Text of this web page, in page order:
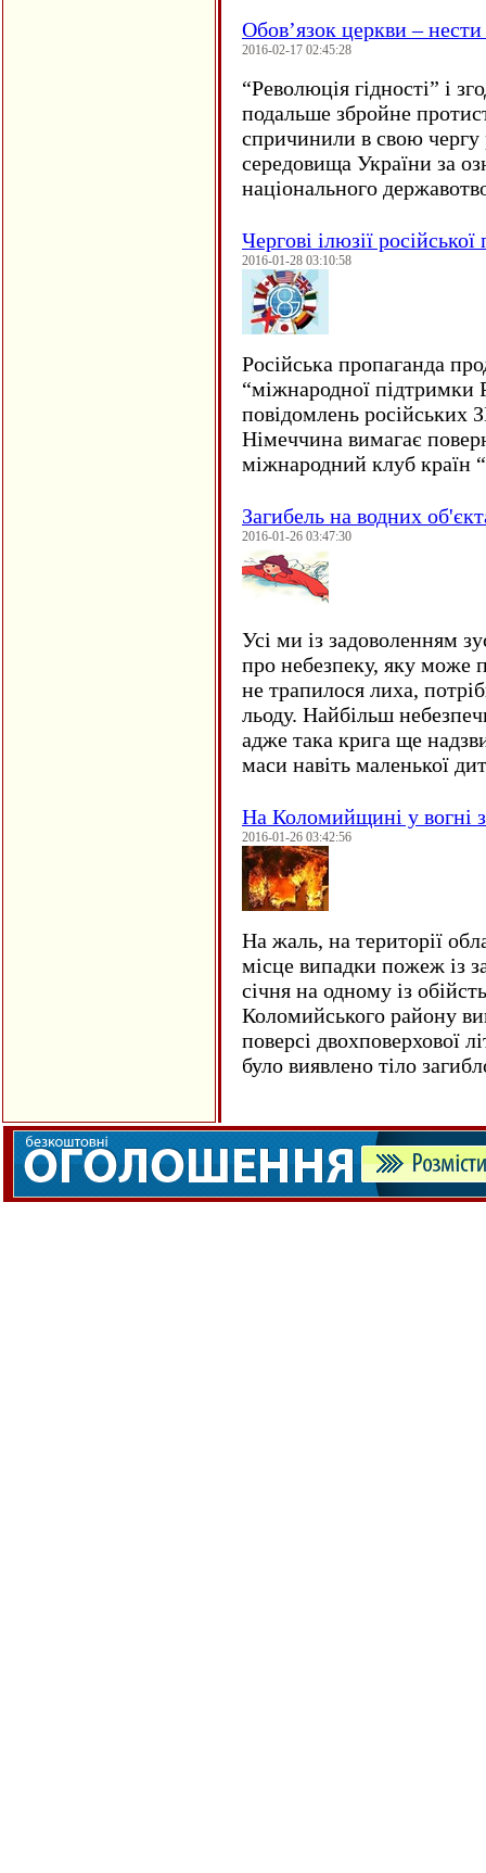
Обов’язок церкви –
2016-02-17 02:45:28
“Революція гідності” і
подальше збройне
спричинили в свою чергу
середовища України за
національного
Чергові ілюзії
2016-01-28 03:10:58
Російська пропаганда
“міжнародної підтримки
повідомлень російських
Німеччина вимагає
міжнародний клуб країн
Загибель на водних
2016-01-26 03:47:30
Усі ми із задоволенням
про небезпеку, яку може
не трапилося лиха,
льоду. Найбільш
адже така крига ще
маси навіть маленької
На Коломийщині у вогні
2016-01-26 03:42:56
На жаль, на території
місце випадки пожеж із
січня на одному із
Коломийського району
поверсі двохповерхової
було виявлено тіло